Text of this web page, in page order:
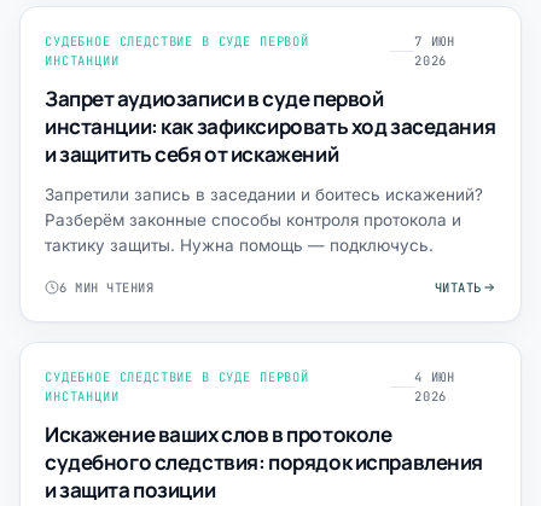
СУДЕБНОЕ СЛЕДСТВИЕ В СУДЕ ПЕРВОЙ
ИНСТАНЦИИ
7 ИЮН
2026
Запрет аудиозаписи в суде первой
инстанции: как зафиксировать ход заседания
и защитить себя от искажений
Запретили запись в заседании и боитесь искажений?
Разберём законные способы контроля протокола и
тактику защиты. Нужна помощь — подключусь.
6 МИН ЧТЕНИЯ ЧИТАТЬ
СУДЕБНОЕ СЛЕДСТВИЕ В СУДЕ ПЕРВОЙ
ИНСТАНЦИИ
4 ИЮН
2026
Искажение ваших слов в протоколе
судебного следствия: порядок исправления
и защита позиции